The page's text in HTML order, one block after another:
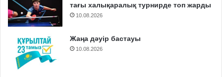
тағы халықаралық турнирде топ жарды
10.08.2026
Жаңа дәуір бастауы
10.08.2026